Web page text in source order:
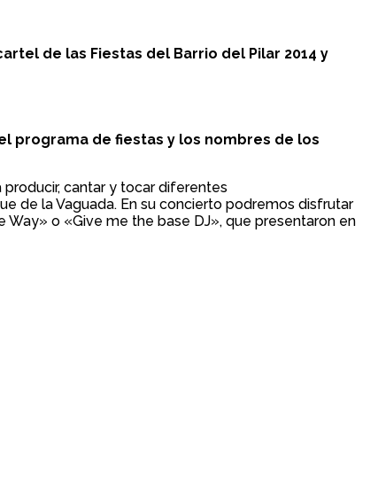
de las Fiestas del Barrio del Pilar 2014 y
programa de fiestas y los nombres de los
cantar y tocar diferentes
de la Vaguada. En su concierto podremos disfrutar
o «Give me the base DJ», que presentaron en